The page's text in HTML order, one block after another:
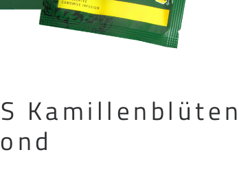
Kamillenblüten